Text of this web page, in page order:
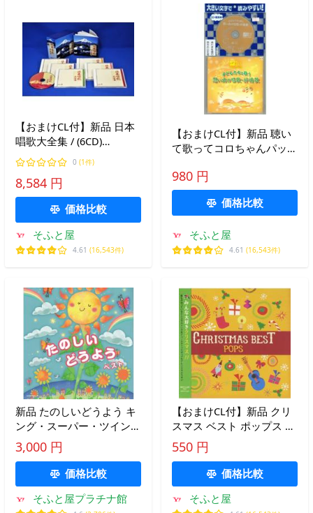
【おまけCL付】新品 日本
唱歌大全集 / (6CD)
NKCD7591-96-KING
0 (1件)
8,584 円
価格比較
そふと屋
4.61 (16,543件)
【おまけCL付】新品 聴い
て歌ってコロちゃんパック
の唱歌・抒情歌 / (CD)
GEZ-1006-PIGE
980 円
価格比較
そふと屋
4.61 (16,543件)
新品 たのしいどうよう キ
ング・スーパー・ツイン・
シリーズ 2026 / (CD)
KICW7803
3,000 円
価格比較
そふと屋プラチナ館
【おまけCL付】新品 クリ
スマス ベスト ポップス ジ
ングルベル ワンダフル・
クリスマスタイム きよし
この夜 ラスト・クリスマ
ス（CD） MPDCD-023
550 円
価格比較
そふと屋